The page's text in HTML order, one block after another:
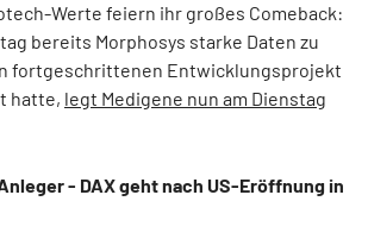
Werte feiern ihr großes Comeback:
bereits Morphosys starke Daten zu
fortgeschrittenen Entwicklungsprojekt
hatte, legt Medigene nun am Dienstag
- DAX geht nach US-Eröffnung in